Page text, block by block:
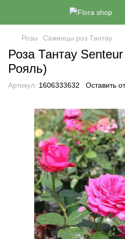
Розы Саженцы роз Тантау
Роза Тантау
Рояль)
Артикул: 1606333632 Оставить